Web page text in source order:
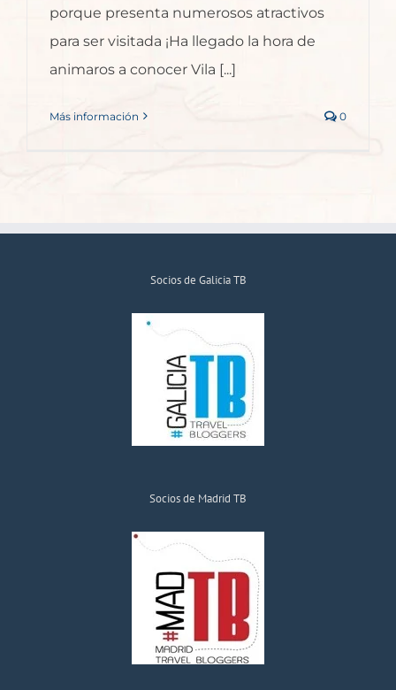
porque presenta numerosos atractivos
para ser visitada ¡Ha llegado la hora de
animaros a conocer Vila [...]
Más información 0
Socios de Galicia TB
Socios de Madrid TB